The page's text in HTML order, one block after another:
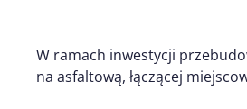
W ramach inwestycji
na asfaltową, łączącej